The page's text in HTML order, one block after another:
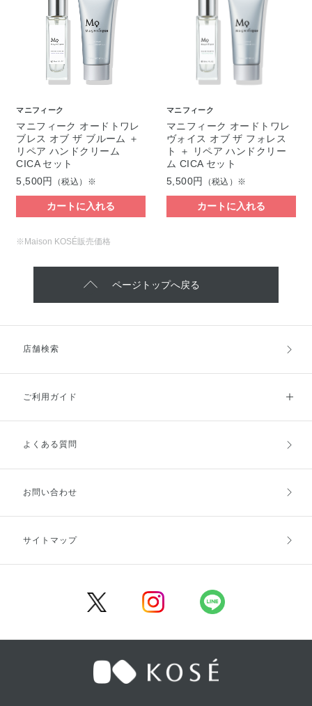
マニフィーク
マニフィーク オードトワレ
ブレス オブ ザ ブルーム ＋
リペア ハンドクリーム
CICA セット
5,500円
（税込）※
カートに入れる
マニフィーク
マニフィーク オードトワレ
ヴォイス オブ ザ フォレス
ト ＋ リペア ハンドクリー
ム CICA セット
5,500円
（税込）※
カートに入れる
※Maison KOSÉ販売価格
ページトップへ戻る
店舗検索
ご利用ガイド
ご利用ガイドトップ
お支払方法
キャンセル・返品・交換
よくある質問
お問い合わせ
サイトマップ